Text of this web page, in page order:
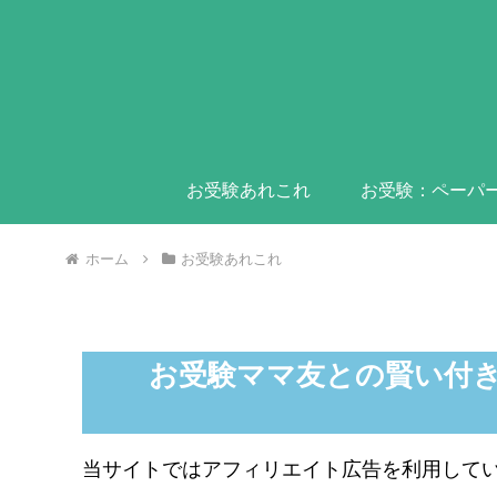
お受験あれこれ お受験：ペーパ
ホーム お受験あれこれ
お受験ママ友との賢い付
当サイトではアフィリエイト広告を利用して